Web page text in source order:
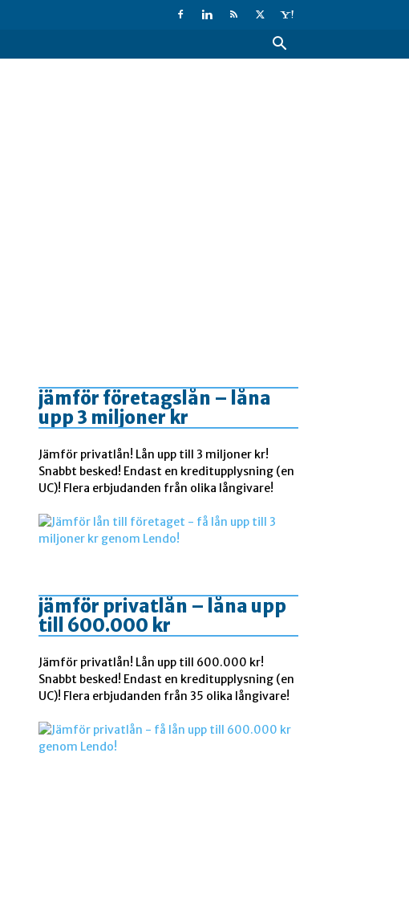
jämför företagslån – låna
upp 3 miljoner kr
Jämför privatlån! Lån upp till 3 miljoner kr!
Snabbt besked! Endast en kreditupplysning (en
UC)! Flera erbjudanden från olika långivare!
jämför privatlån – låna upp
till 600.000 kr
Jämför privatlån! Lån upp till 600.000 kr!
Snabbt besked! Endast en kreditupplysning (en
UC)! Flera erbjudanden från 35 olika långivare!